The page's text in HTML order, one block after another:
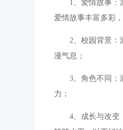
1、爱情故事：
爱情故事丰富多彩
2、校园背景：
漫气息；
3、角色不同：
力；
4、成长与改变